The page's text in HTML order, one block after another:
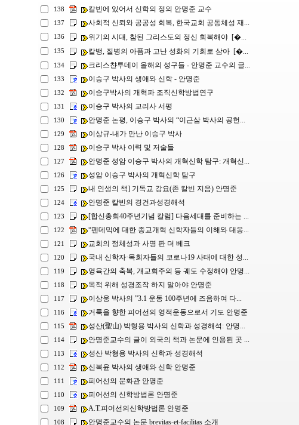
138 칼빈에 있어서 신학의 정의 안명준 교수
137 사회적 신뢰와 공공성 회복, 한국교회 공동체성 재...
136 위기의 시대, 참된 그리스도의 정신 회복해야 [�...
135 칼뱅, 질병의 아픔과 고난 성화의 기회로 삼아 [�...
134 크리스챤투데이 올해의 성구들 - 안명준 교수의 글...
133 이승구 박사의 생애와 신학 - 안명준
132 이승구박사의 개혁파 조직신학방법연구
131 이승구 박사의 교리사 서평
130 안명준 논평, 이승구 박사의 “이근삼 박사의 공헌...
129 이상규-내가 만난 이승구 박사
128 이승구 박사 이력 및 저술들
127 안명준 성암 이승구 박사의 개혁신학 탐구: 개혁신...
126 성암 이승구 박사의 개혁신학 탐구
125 내 인생의 책] 기독교 강요(존 칼빈 지음) 안명준
124 안명준 칼빈의 경건과성경해석
123 [합신총회40주년기념 칼럼] 다음세대를 준비하는 ...
122 “펜데믹에 대한 종교개혁 신학자들의 이해와 대응...
121 교회의 정체성과 사명 판 더 베크
120 국내 신학자·목회자들의 코로나19 사태에 대한 성...
119 영육간의 축복, 개교회주의 등 궤도 수정해야 안명...
118 목적 위해 성경조작 하지 말아야 안명준
117 이상웅 박사의 ”3.1 운동 100주년에 즈음하여 다...
116 거룩을 향한 피어선의 영적운동으로서 기도 안명준
115 성산(聖山) 박형용 박사의 신학과 성경해석: 안명...
114 안명준교수의 글이 외국의 책과 논문에 인용된 곳 ...
113 성산 박형용 박사의 신학과 성경해석
112 신복윤 박사의 생애와 신학 안명준
111 피어선의 문화관 안명준
110 피어선의 신학방법론 안명준
109 A.T.피어선의신학방법론 안명준
108 안명준교수의 논문 brevitas-et-facilitas 소개